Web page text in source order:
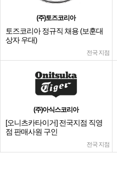
(주)토즈코리아
토즈코리아 정규직 채용 (보훈대
상자 우대)
전국 지점
(주)아식스코리아
[오니츠카타이거] 전국지점 직영
점 판매사원 구인
전국 지점